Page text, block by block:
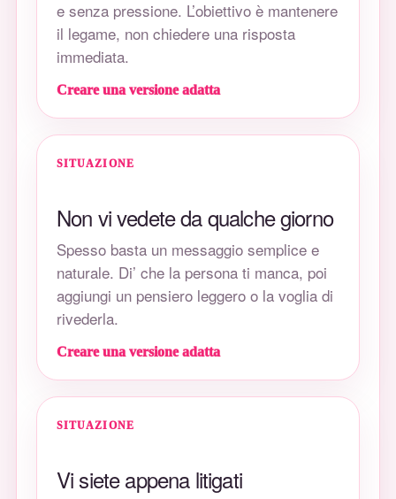
e senza pressione. L’obiettivo è mantenere
il legame, non chiedere una risposta
immediata.
Creare una versione adatta
SITUAZIONE
Non vi vedete da qualche giorno
Spesso basta un messaggio semplice e
naturale. Di’ che la persona ti manca, poi
aggiungi un pensiero leggero o la voglia di
rivederla.
Creare una versione adatta
SITUAZIONE
Vi siete appena litigati